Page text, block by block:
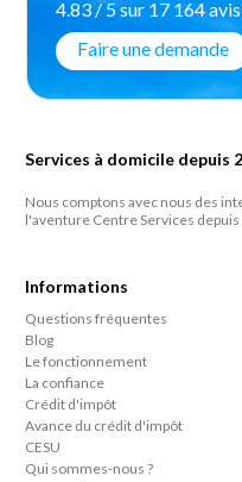
4.83 / 5 sur 17 164 avis
Faire une demande
Services à domicile depuis
Nous comptons avec nous des
l'aventure Centre Services depuis
Informations
Questions fréquentes
Blog
Le fonctionnement
La confiance
Crédit d'impôt
Avance du crédit d'impôt
CESU
Qui sommes-nous ?